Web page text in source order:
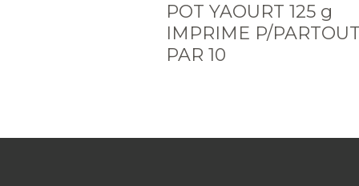
POT YAOURT 125 g
IMPRIME P/
PAR 10